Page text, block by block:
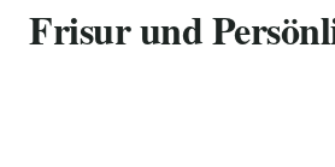
Frisur und